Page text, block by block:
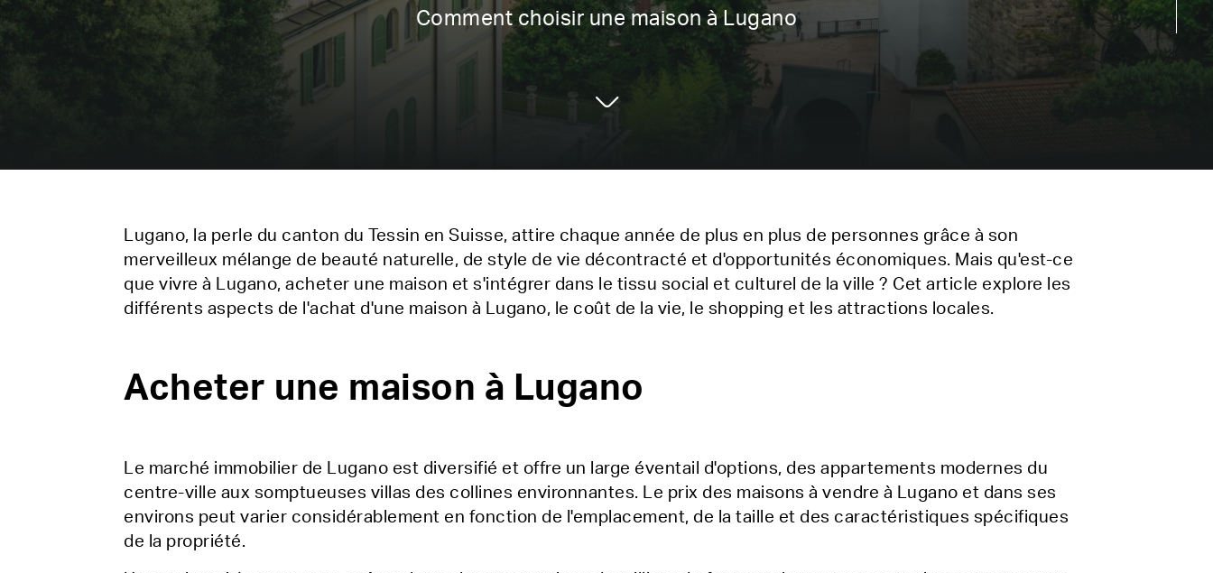
Comment choisir une maison à Lugano
Lugano, la perle du canton du Tessin en Suisse, attire chaque année de plus en plus de personnes grâce à son
merveilleux mélange de beauté naturelle, de style de vie décontracté et d'opportunités économiques. Mais qu'est-ce
que vivre à Lugano, acheter une maison et s'intégrer dans le tissu social et culturel de la ville ? Cet article explore les
différents aspects de l'achat d'une maison à Lugano, le coût de la vie, le shopping et les attractions locales.
Acheter une maison à Lugano
Le marché immobilier de Lugano est diversifié et offre un large éventail d'options, des appartements modernes du
centre-ville aux somptueuses villas des collines environnantes. Le prix des maisons à vendre à Lugano et dans ses
environs peut varier considérablement en fonction de l'emplacement, de la taille et des caractéristiques spécifiques
de la propriété.